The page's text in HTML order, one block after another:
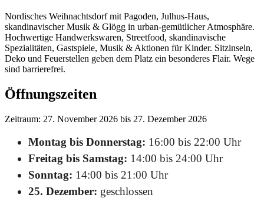
Nordisches Weihnachtsdorf mit Pagoden, Julhus-Haus,
skandinavischer Musik & Glögg in urban-gemütlicher Atmosphäre.
Hochwertige Handwerkswaren, Streetfood, skandinavische
Spezialitäten, Gastspiele, Musik & Aktionen für Kinder. Sitzinseln,
Deko und Feuerstellen geben dem Platz ein besonderes Flair. Wege
sind barrierefrei.
Öffnungszeiten
Zeitraum: 27. November 2026 bis 27. Dezember 2026
Montag bis Donnerstag: 16:00 bis 22:00 Uhr
Freitag bis Samstag: 14:00 bis 24:00 Uhr
Sonntag: 14:00 bis 21:00 Uhr
25. Dezember: geschlossen